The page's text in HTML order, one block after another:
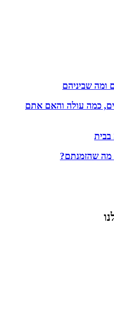
ומה שביניהם
כמה עולה והאם אתם
בבית
מה שהזמנתם?